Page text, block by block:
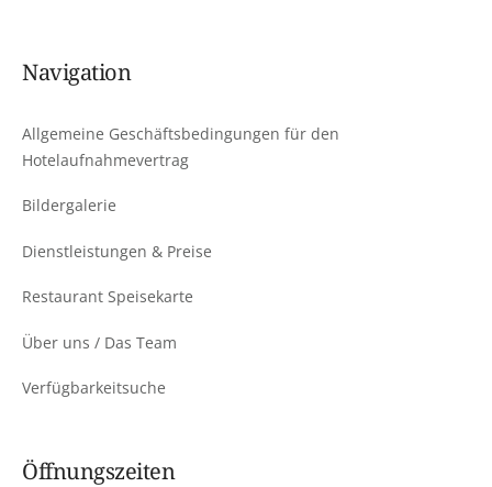
Navigation
Allgemeine Geschäftsbedingungen für den
Hotelaufnahmevertrag
Bildergalerie
Dienstleistungen & Preise
Restaurant Speisekarte
Über uns / Das Team
Verfügbarkeitsuche
Öffnungszeiten